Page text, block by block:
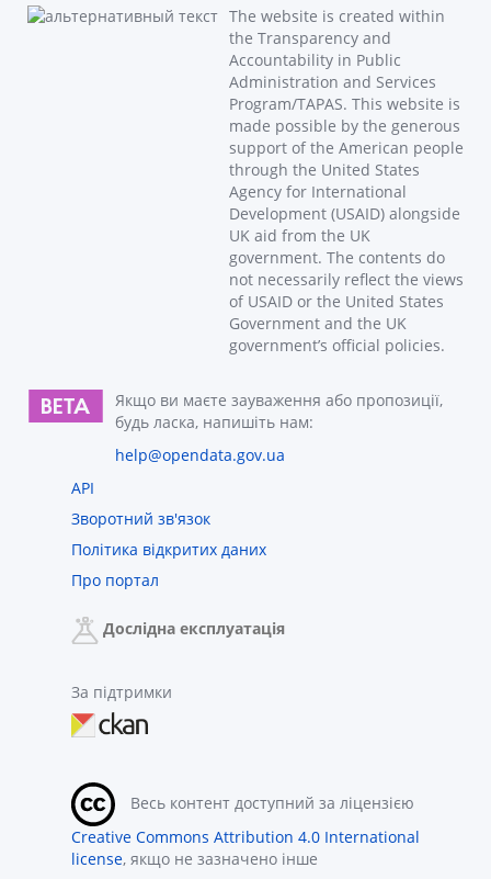
The website is created within
the Transparency and
Accountability in Public
Administration and Services
Program/TAPAS. This website is
made possible by the generous
support of the American people
through the United States
Agency for International
Development (USAID) alongside
UK aid from the UK
government. The contents do
not necessarily reflect the views
of USAID or the United States
Government and the UK
government’s official policies.
Якщо ви маєте зауваження або пропозиції,
будь ласка, напишіть нам:
help@opendata.gov.ua
API
Зворотний зв'язок
Політика відкритих даних
Про портал
Дослідна експлуатація
За підтримки
Весь контент доступний за ліцензією
Creative Commons Attribution 4.0 International
license, якщо не зазначено інше